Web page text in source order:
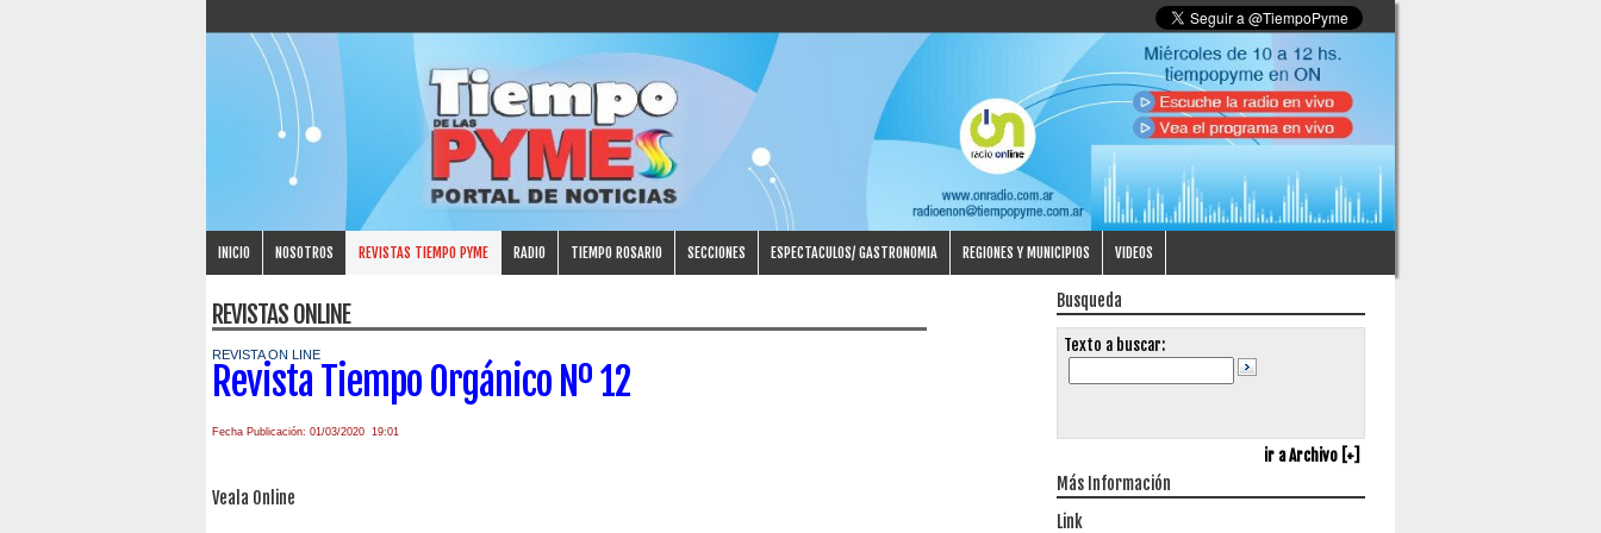
INICIO NOSOTROS REVISTAS TIEMPO PYME RADIO TIEMPO ROSARIO SECCIONES ESPECTACULOS/ GASTRONOMIA REGIONES Y MUNICIPIOS VIDEOS
REVISTAS ONLINE
REVISTA ON LINE
Revista Tiempo Orgánico Nº 12
Fecha Publicación: 01/03/2020 19:01
Veala Online
Busqueda
Texto a buscar:
ir a Archivo [+]
Más Información
Link